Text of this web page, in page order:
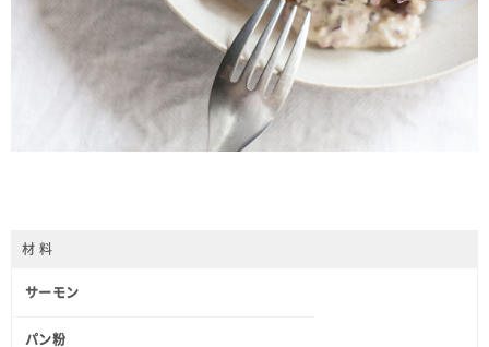
材 料
サーモン
パン粉